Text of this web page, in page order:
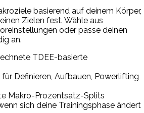
basierend auf deinem Körper,
Zielen fest. Wähle aus
oder passe deinen
an.
TDEE-basierte
Definieren, Aufbauen, Powerlifting
Makro-Prozentsatz-Splits
sich deine Trainingsphase ändert